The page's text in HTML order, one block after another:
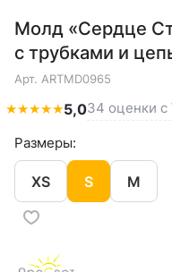
Молд «Сердце
с трубками и
Арт. ARTMD0965
★★★★★5,034 оценки с
Размеры:
XS S M